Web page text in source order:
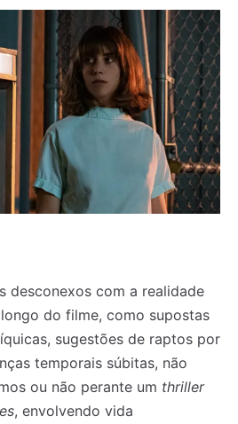
desconexos com a realidade
do filme, como supostas
sugestões de raptos por
temporais súbitas, não
ou não perante um thriller
, envolvendo vida